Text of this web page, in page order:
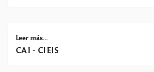
CAI - CIEIS
Leer más…